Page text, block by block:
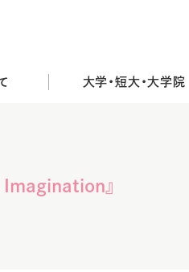
大学・短大・大学院
』